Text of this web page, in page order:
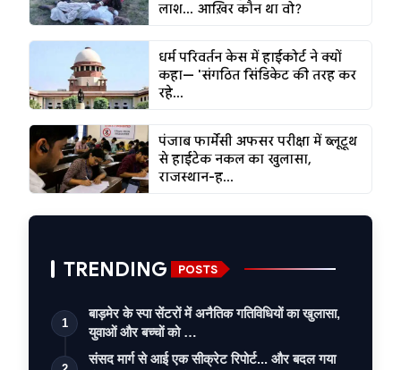
लाश... आख़िर कौन था वो?
धर्म परिवर्तन केस में हाईकोर्ट ने क्यों
कहा— 'संगठित सिंडिकेट की तरह कर
रहे...
पंजाब फार्मेसी अफसर परीक्षा में ब्लूटूथ
से हाईटेक नकल का खुलासा,
राजस्थान-ह...
TRENDING POSTS
1
बाड़मेर के स्पा सेंटरों में अनैतिक गतिविधियों का खुलासा,
युवाओं और बच्चों को …
संसद मार्ग से आई एक सीक्रेट रिपोर्ट... और बदल गया